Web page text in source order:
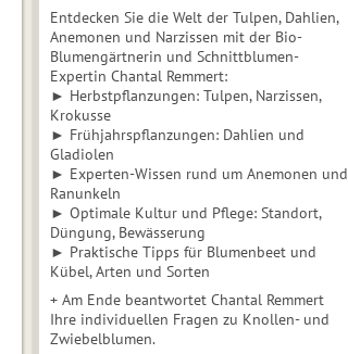
Entdecken Sie die Welt der Tulpen, Dahlien,
Anemonen und Narzissen mit der Bio-
Blumengärtnerin und Schnittblumen-
Expertin Chantal Remmert:
► Herbstpflanzungen: Tulpen, Narzissen,
Krokusse
► Frühjahrspflanzungen: Dahlien und
Gladiolen
► Experten-Wissen rund um Anemonen und
Ranunkeln
► Optimale Kultur und Pflege: Standort,
Düngung, Bewässerung
► Praktische Tipps für Blumenbeet und
Kübel, Arten und Sorten
+ Am Ende beantwortet Chantal Remmert
Ihre individuellen Fragen zu Knollen- und
Zwiebelblumen.